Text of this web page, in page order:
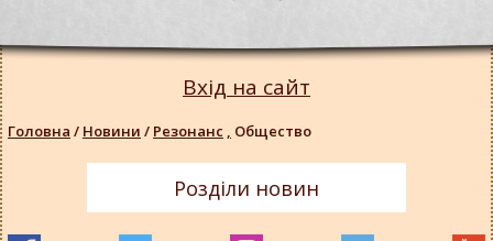
Вхід на сайт
Головна / Новини / Резонанс , Общество
Розділи новин